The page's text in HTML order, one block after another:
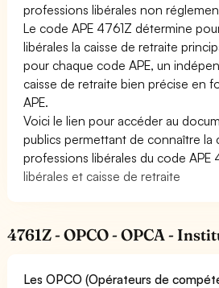
professions libérales non
Le code APE 4761Z détermine
libérales la caisse de retraite
pour chaque code APE, un
caisse de retraite bien précise en
APE.
Voici le lien pour accéder au
publics permettant de connaître la
professions libérales du code APE
libérales et caisse de retraite
4761Z - OPCO - OPCA -
Les OPCO (Opérateurs de